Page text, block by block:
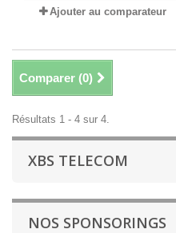
Ajouter au comparateur
Comparer (0)
Résultats 1 - 4 sur 4.
XBS TELECOM
NOS SPONSORINGS